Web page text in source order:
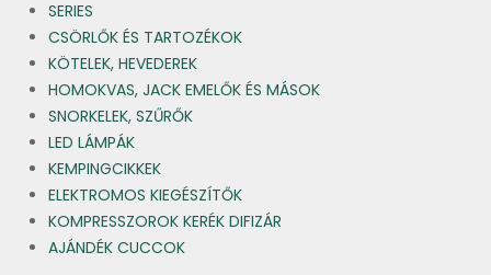
SERIES
CSÖRLŐK ÉS TARTOZÉKOK
KÖTELEK, HEVEDEREK
HOMOKVAS, JACK EMELŐK ÉS MÁSOK
SNORKELEK, SZŰRŐK
LED LÁMPÁK
KEMPINGCIKKEK
ELEKTROMOS KIEGÉSZÍTŐK
KOMPRESSZOROK KERÉK DIFIZÁR
AJÁNDÉK CUCCOK